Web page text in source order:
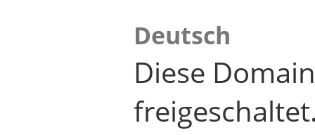
Deutsch
Diese